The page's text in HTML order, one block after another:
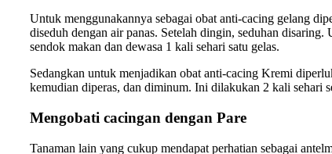
Untuk menggunakannya sebagai obat anti-cacing gelang
diseduh dengan air panas. Setelah dingin, seduhan
sendok makan dan dewasa 1 kali sehari satu gelas.
Sedangkan untuk menjadikan obat anti-cacing Kremi
kemudian diperas, dan diminum. Ini dilakukan 2 kali sehari
Mengobati cacingan dengan Pare
Tanaman lain yang cukup mendapat perhatian sebagai